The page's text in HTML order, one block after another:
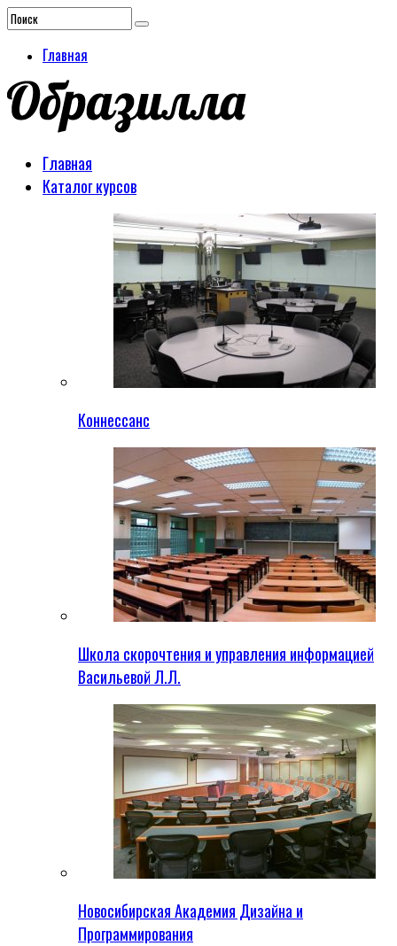
Главная
Главная
Каталог курсов
Коннессанс
Школа скорочтения и управления информацией
Васильевой Л.Л.
Новосибирская Академия Дизайна и
Программирования